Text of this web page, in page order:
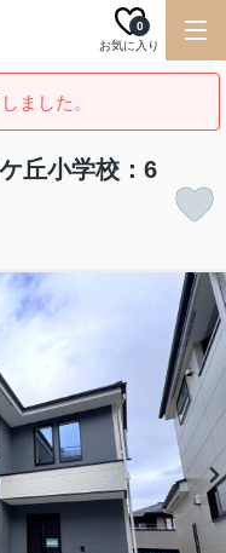
お気に入り
0
ました。
丘小学校：6